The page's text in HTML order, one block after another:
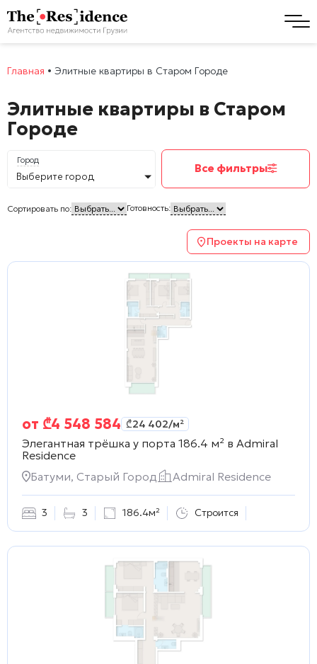
Главная • Элитные квартиры в Старом Городе
Элитные квартиры в Старом
Городе
Город
Выберите город
Все фильтры
Сортировать по: Готовность:
Проекты на карте
от ₾4 548 584 ₾24 402/м²
Элегантная трёшка у порта 186.4 м² в Admiral
Residence
Батуми, Старый Город
Admiral Residence
3 3 186.4м² Строится